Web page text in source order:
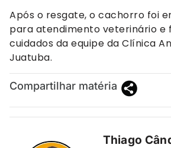
Após o resgate, o cachorro foi
para atendimento veterinário e
cuidados da equipe da Clínica
Juatuba.
Compartilhar matéria
Thiago